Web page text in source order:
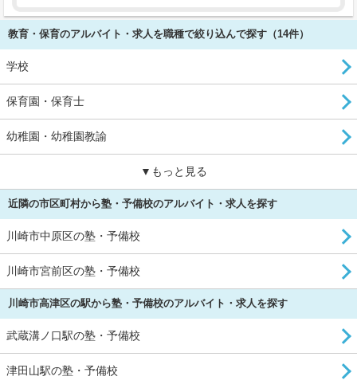
教育・保育のアルバイト・求人を職種で絞り込んで探す（14件）
学校
保育園・保育士
幼稚園・幼稚園教諭
▼もっと見る
近隣の市区町村から塾・予備校のアルバイト・求人を探す
川崎市中原区の塾・予備校
川崎市宮前区の塾・予備校
川崎市高津区の駅から塾・予備校のアルバイト・求人を探す
武蔵溝ノ口駅の塾・予備校
津田山駅の塾・予備校